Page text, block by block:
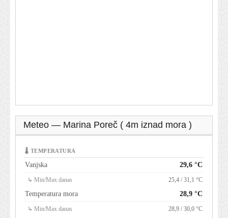
Meteo — Marina Poreč ( 4m iznad mora )
🌡 TEMPERATURA
Vanjska 29,6 °C
↳ Min/Max danas 25,4 / 31,1 °C
Temperatura mora 28,9 °C
↳ Min/Max danas 28,9 / 30,0 °C